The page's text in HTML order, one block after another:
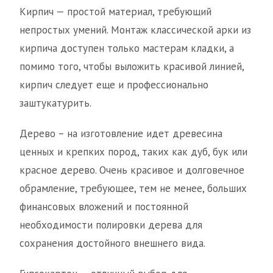
Кирпич — простой материал, требующий
непростых умений. Монтаж классической арки из
кирпича доступен только мастерам кладки, а
помимо того, чтобы выложить красивой линией,
кирпич следует еще и профессионально
заштукатурить.
Дерево – на изготовление идет древесина
ценных и крепких пород, таких как дуб, бук или
красное дерево. Очень красивое и долговечное
обрамление, требующее, тем не менее, больших
финансовых вложений и постоянной
необходимости полировки дерева для
сохранения достойного внешнего вида.